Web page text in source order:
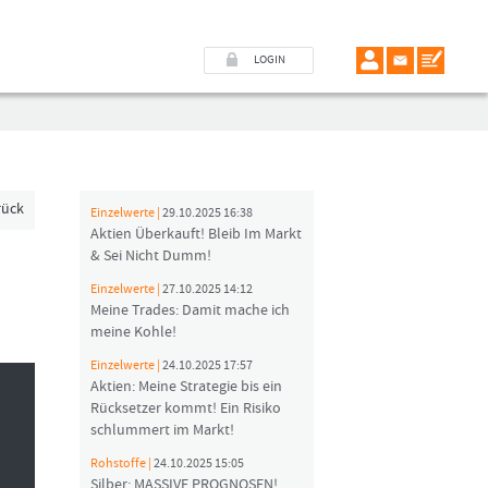
LOGIN
Einzelwerte | 29.10.2025 16:38
Aktien Überkauft! Bleib Im Markt
& Sei Nicht Dumm!
Einzelwerte | 27.10.2025 14:12
Meine Trades: Damit mache ich
meine Kohle!
Einzelwerte | 24.10.2025 17:57
Aktien: Meine Strategie bis ein
Rücksetzer kommt! Ein Risiko
schlummert im Markt!
Rohstoffe | 24.10.2025 15:05